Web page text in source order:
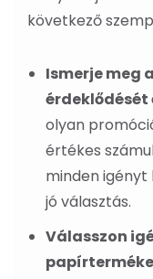
következő
Ismerje meg
érdeklődését
olyan
értékes
minden
jó választás.
Válasszon